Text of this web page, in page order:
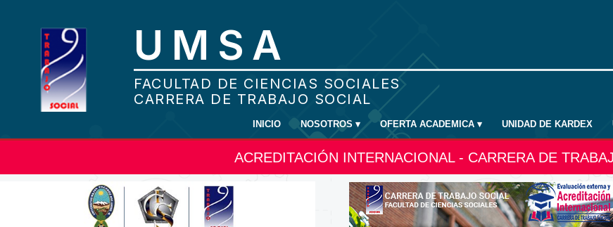
INICIO NOSOTROS ▾ OFERTA ACADEMICA ▾ UNIDAD DE KARDEX
ACREDITACIÓN INTERNACIONAL - CARRERA DE